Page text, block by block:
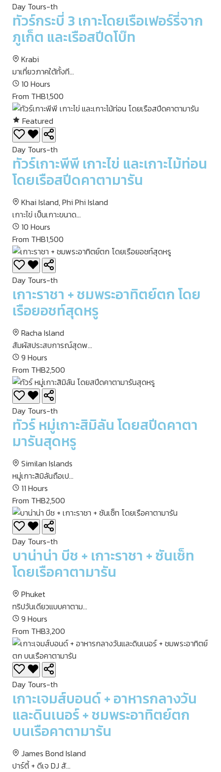
Day Tours-th
ทัวร์กระบี่ 3 เกาะโดยเรือเฟอร์รี่จาก
ภูเก็ต และเรือสปีดโบ๊ท
Krabi
มาเที่ยวภาคใต้ทั้งที...
10 Hours
From THB1,500
Featured
Day Tours-th
ทัวร์เกาะพีพี เกาะไข่ และเกาะไม้ท่อน
โดยเรือสปีดคาตามารัน
Khai Island, Phi Phi Island
เกาะไข่ เป็นเกาะขนาด...
10 Hours
From THB1,500
Day Tours-th
เกาะราชา + ชมพระอาทิตย์ตก โดย
เรือยอชท์สุดหรู
Racha Island
สัมผัสประสบการณ์สุดพ...
9 Hours
From THB2,500
Day Tours-th
ทัวร์ หมู่เกาะสิมิลัน โดยสปีดคาตา
มารันสุดหรู
Similan Islands
หมู่เกาะสิมิลันถือเป...
11 Hours
From THB2,500
Day Tours-th
บาน่าน่า บีช + เกาะราชา + ซันเซ็ท
โดยเรือคาตามารัน
Phuket
ทริปวันเดียวแบบคาตาม...
9 Hours
From THB3,200
Day Tours-th
เกาะเจมส์บอนด์ + อาหารกลางวัน
และดินเนอร์ + ชมพระอาทิตย์ตก
บนเรือคาตามารัน
James Bond Island
ปาร์ตี้ + ดีเจ DJ สั...